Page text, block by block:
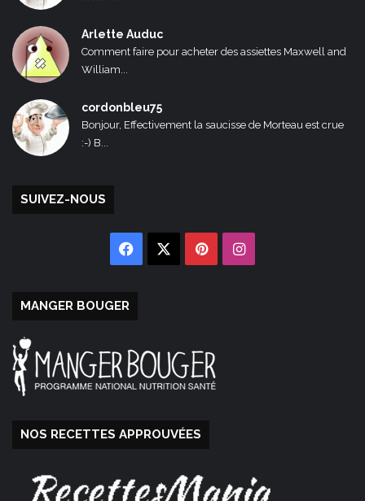
Arlette Auduc
Comment faire pour acheter des assiettes Maxwell and
William...
cordonbleu75
Bonjour, Effectivement la saucisse de Morteau est crue
:-) B...
SUIVEZ-NOUS
Facebook PinterestInstagram
MANGER BOUGER
NOS RECETTES APPROUVÉES